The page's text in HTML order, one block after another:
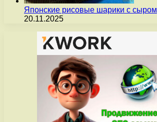
Японские рисовые шарики с сыром
20.11.2025